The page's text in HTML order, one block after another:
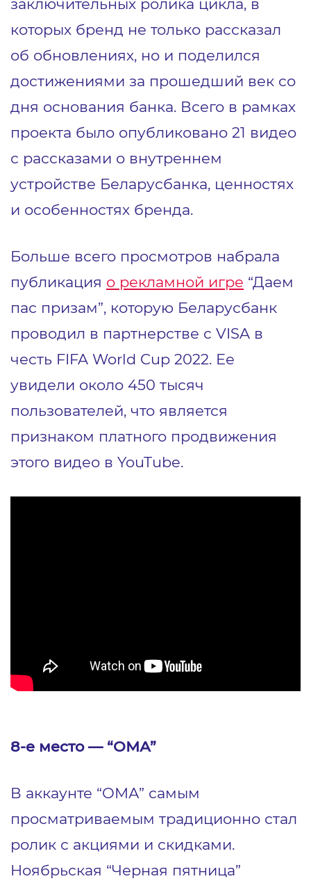
которых бренд не только рассказал
об обновлениях, но и поделился
достижениями за прошедший век со
дня основания банка. Всего в рамках
проекта было опубликовано 21 видео
с рассказами о внутреннем
устройстве Беларусбанка, ценностях
и особенностях бренда.
Больше всего просмотров набрала
публикация о рекламной игре “Даем
пас призам”, которую Беларусбанк
проводил в партнерстве с VISA в
честь FIFA World Cup 2022. Ее
увидели около 450 тысяч
пользователей, что является
признаком платного продвижения
этого видео в YouTube.
8-е место — “ОМА”
В аккаунте “ОМА” самым
просматриваемым традиционно стал
ролик с акциями и скидками.
Ноябрьская “Черная пятница”